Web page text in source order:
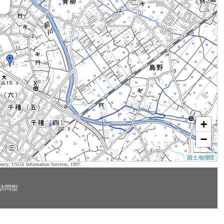
+
−
国土地理院
USGS Information Services, 1997.
問型